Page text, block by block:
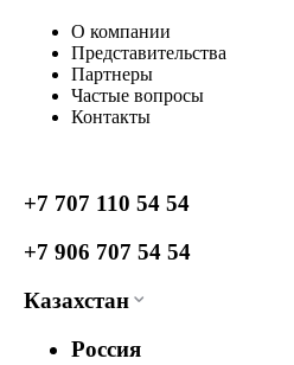
О компании
Представительства
Партнеры
Частые вопросы
Контакты
+7 707 110 54 54
+7 906 707 54 54
Казахстан
Россия